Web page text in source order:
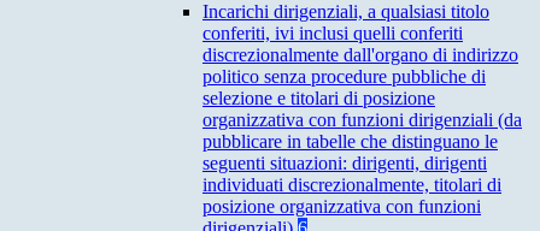
Incarichi dirigenziali, a qualsiasi titolo
conferiti, ivi inclusi quelli conferiti
discrezionalmente dall'organo di indirizzo
politico senza procedure pubbliche di
selezione e titolari di posizione
organizzativa con funzioni dirigenziali (da
pubblicare in tabelle che distinguano le
seguenti situazioni: dirigenti, dirigenti
individuati discrezionalmente, titolari di
posizione organizzativa con funzioni